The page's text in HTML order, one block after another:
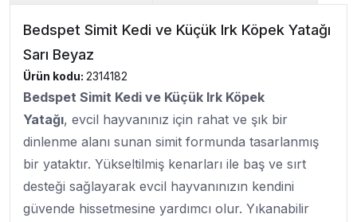
Bedspet Simit Kedi ve Küçük Irk Köpek Yatağı
Sarı Beyaz
Ürün kodu: 2314182
Bedspet Simit Kedi ve Küçük Irk Köpek
Yatağı, evcil hayvanınız için rahat ve şık bir
dinlenme alanı sunan simit formunda tasarlanmış
bir yataktır. Yükseltilmiş kenarları ile baş ve sırt
desteği sağlayarak evcil hayvanınızın kendini
güvende hissetmesine yardımcı olur. Yıkanabilir